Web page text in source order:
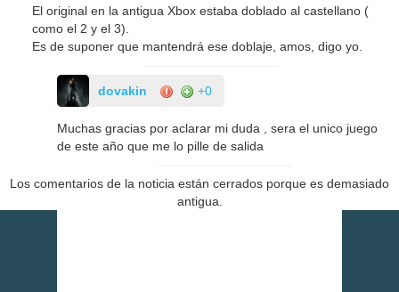
El original en la antigua Xbox estaba doblado al castellano (
como el 2 y el 3).
Es de suponer que mantendrá ese doblaje, amos, digo yo.
dovakin +0
Muchas gracias por aclarar mi duda , sera el unico juego
de este año que me lo pille de salida
Los comentarios de la noticia están cerrados porque es demasiado
antigua.